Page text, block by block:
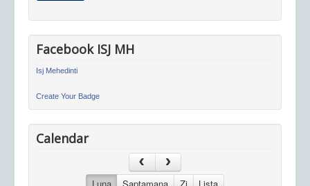
Facebook ISJ MH
Isj Mehedinti
Create Your Badge
Calendar